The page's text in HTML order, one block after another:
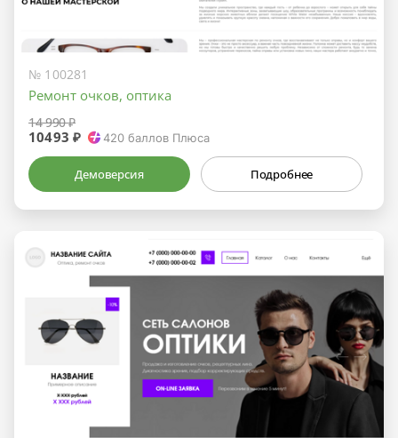
№ 100281
Ремонт очков, оптика
14 990 ₽
10493 ₽ 420 баллов Плюса
Демоверсия Подробнее